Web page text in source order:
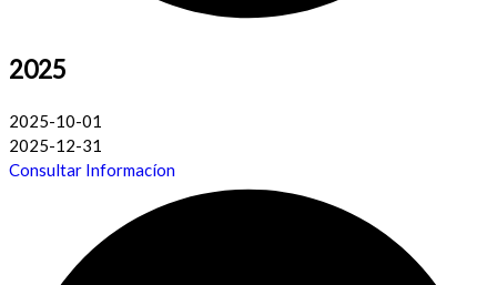
2025
2025-10-01
2025-12-31
Consultar Informacíon